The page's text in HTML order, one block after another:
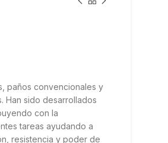
paños convencionales y
Han sido desarrollados
con la
tareas ayudando a
resistencia y poder de